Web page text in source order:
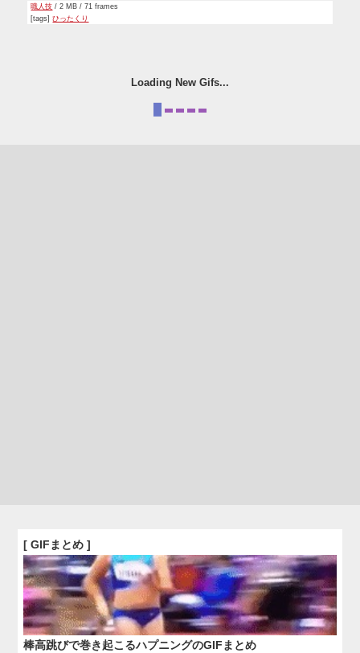
職人技 / 2 MB / 71 frames
[tags]ひったくり
Loading New Gifs...
[ GIFまとめ ]
棒高跳びで巻き起こるハプニングのGIFまとめ